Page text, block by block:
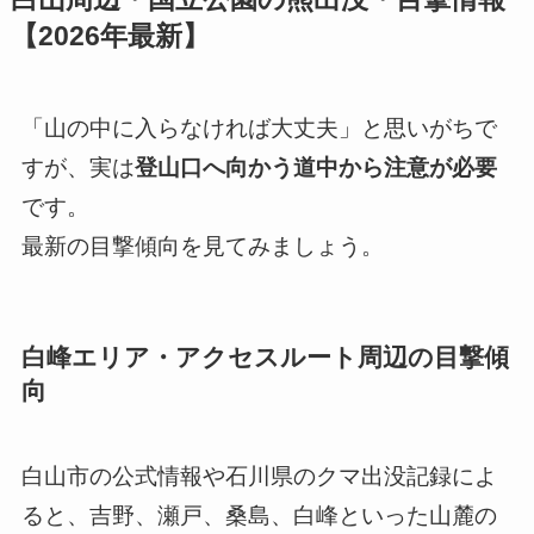
【2026年最新】
「山の中に入らなければ大丈夫」と思いがちで
すが、実は登山口へ向かう道中から注意が必要
です。
最新の目撃傾向を見てみましょう。
白峰エリア・アクセスルート周辺の目撃傾
向
白山市の公式情報や石川県のクマ出没記録によ
ると、吉野、瀬戸、桑島、白峰といった山麓の